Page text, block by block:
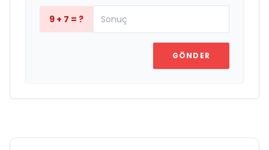
9 + 7 = ?
GÖNDER